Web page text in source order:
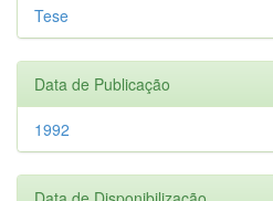
Tese
Data de Publicação
1992